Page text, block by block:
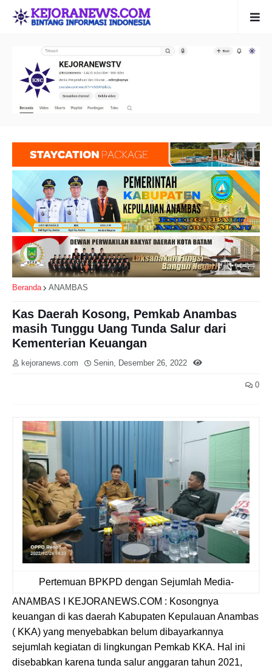
Beranda ANAMBAS
Kas Daerah Kosong, Pemkab Anambas
masih Tunggu Uang Tunda Salur dari
Kementerian Keuangan
kejoranews.com Senin, Desember 26, 2022
0
Pertemuan BPKPD dengan Sejumlah Media-
ANAMBAS I KEJORANEWS.COM : Kosongnya
keuangan di kas daerah Kabupaten Kepulauan Anambas
( KKA) yang menyebabkan belum dibayarkannya
sejumlah kegiatan di lingkungan Pemkab KKA. Hal ini
disebabkan karena tunda salur anggaran tahun 2021,